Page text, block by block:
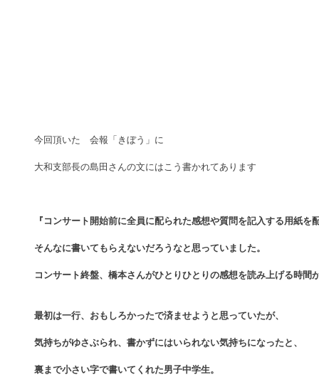
今回頂いた　会報「きぼう」に
大和支部長の島田さんの文にはこう書かれてあります
『コンサート開始前に全員に配られた感想や質問を記入する用紙を
そんなに書いてもらえないだろうなと思っていました。
コンサート終盤、橋本さんがひとりひとりの感想を読み上げる時間
最初は一行、おもしろかったで済ませようと思っていたが、
気持ちがゆさぶられ、書かずにはいられない気持ちになったと、
裏まで小さい字で書いてくれた男子中学生。